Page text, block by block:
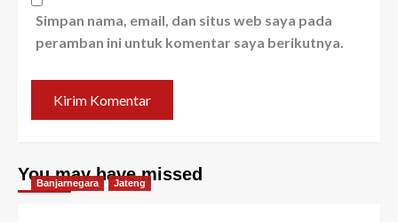
Simpan nama, email, dan situs web saya pada
peramban ini untuk komentar saya berikutnya.
You may have missed
Banjarnegara Jateng